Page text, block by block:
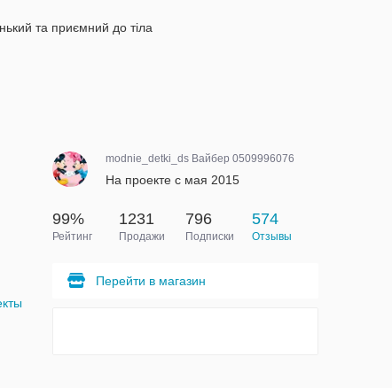
та приємний до тіла
modnie_detki_ds Вайбер 0509996076
На проекте с мая 2015
99%
Рейтинг
1231
Продажи
796
Подписки
574
Отзывы
Перейти в магазин